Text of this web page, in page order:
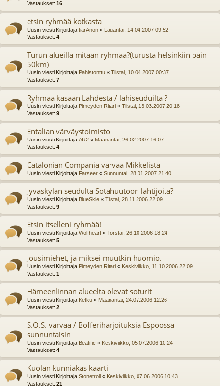
Vastaukset: 16
etsin ryhmää kotkasta
Uusin viesti Kirjoittaja tiarAnon « Lauantai, 14.04.2007 09:52
Vastaukset: 4
Turun alueilla mitään ryhmää?(turusta helsinkiin päin
50km)
Uusin viesti Kirjoittaja Pahistonttu « Tiistai, 10.04.2007 00:37
Vastaukset: 7
Ryhmää kasaan Lahdesta / lähiseuduilta ?
Uusin viesti Kirjoittaja Pimeyden Ritari « Tiistai, 13.03.2007 20:18
Vastaukset: 9
Entalian värväystoimisto
Uusin viesti Kirjoittaja AR2 « Maanantai, 26.02.2007 16:07
Vastaukset: 4
Catalonian Compania värvää Mikkelistä
Uusin viesti Kirjoittaja Farseer « Sunnuntai, 28.01.2007 21:40
Jyväskylän seudulta Sotahuutoon lähtijöitä?
Uusin viesti Kirjoittaja BlueSkie « Tiistai, 28.11.2006 22:09
Vastaukset: 9
Etsin itselleni ryhmää!
Uusin viesti Kirjoittaja Wolfheart « Torstai, 26.10.2006 18:24
Vastaukset: 5
Jousimiehet, ja miksei muutkin huomio.
Uusin viesti Kirjoittaja Pimeyden Ritari « Keskiviikko, 11.10.2006 22:09
Vastaukset: 1
Hämeenlinnan alueelta olevat soturit
Uusin viesti Kirjoittaja Ketku « Maanantai, 24.07.2006 12:26
Vastaukset: 2
S.O.S. värvää / Bofferiharjoituksia Espoossa
sunnuntaisin
Uusin viesti Kirjoittaja Beatific « Keskiviikko, 05.07.2006 10:24
Vastaukset: 4
Kuolan kunniakas kaarti
Uusin viesti Kirjoittaja Stonetroll « Keskiviikko, 07.06.2006 10:43
Vastaukset: 21